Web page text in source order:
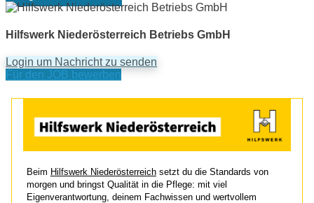
Hilfswerk Niederösterreich Betriebs GmbH
Login um Nachricht zu senden
Für den JOB bewerben